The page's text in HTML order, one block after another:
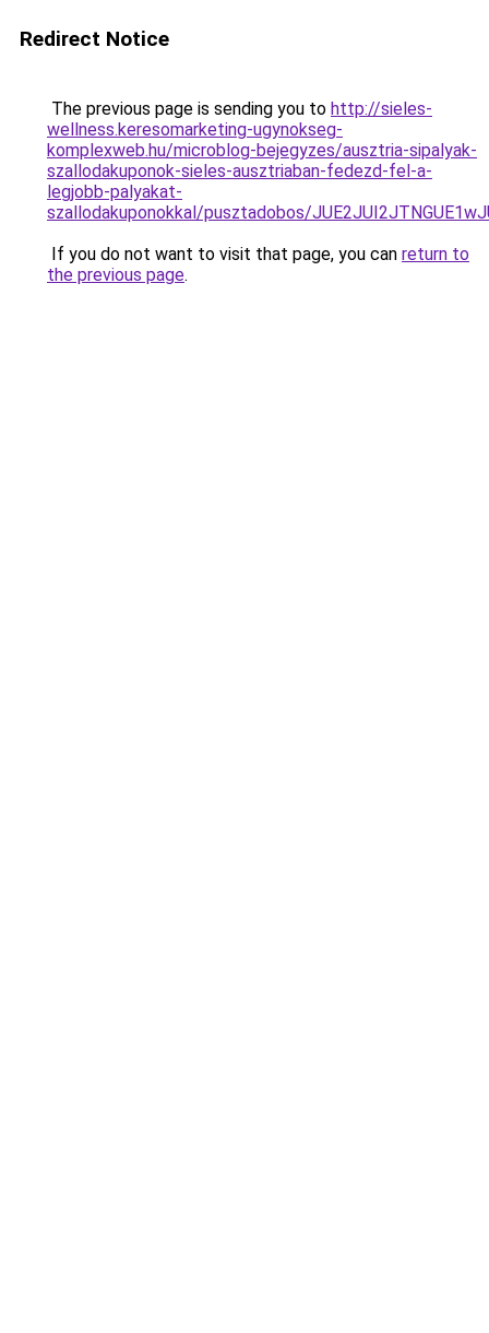
Redirect Notice
The previous page is sending you to http://sieles-
wellness.keresomarketing-ugynokseg-
komplexweb.hu/microblog-bejegyzes/ausztria-sipalyak-
szallodakuponok-sieles-ausztriaban-fedezd-fel-a-
legjobb-palyakat-
szallodakuponokkal/pusztadobos/
If you do not want to visit that page, you can return to
the previous page.